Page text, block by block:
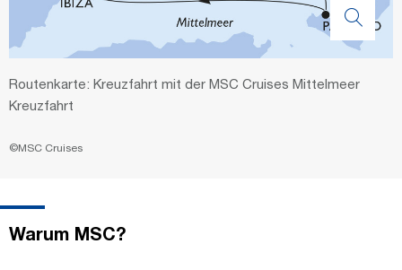
Routenkarte: Kreuzfahrt mit der MSC Cruises Mittelmeer
Kreuzfahrt
©MSC Cruises
Warum MSC?